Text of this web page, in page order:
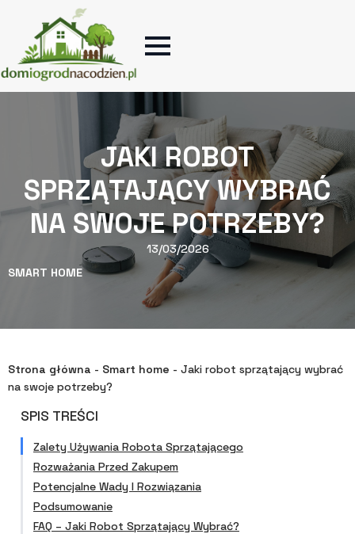
JAKI ROBOT
SPRZĄTAJĄCY WYBRAĆ
NA SWOJE POTRZEBY?
13/03/2026
SMART HOME
Strona główna - Smart home - Jaki robot sprzątający wybrać
na swoje potrzeby?
SPIS TREŚCI
Zalety Używania Robota Sprzątającego
Rozważania Przed Zakupem
Potencjalne Wady I Rozwiązania
Podsumowanie
FAQ – Jaki Robot Sprzątający Wybrać?